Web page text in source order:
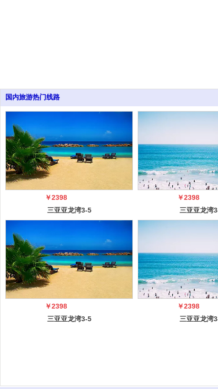
国内旅游热门线路
￥2398
三亚亚龙湾3-5
日自由行（5
￥2398
三亚亚龙湾
日自由行（
￥2398
三亚亚龙湾3-5
￥2398
三亚亚龙湾